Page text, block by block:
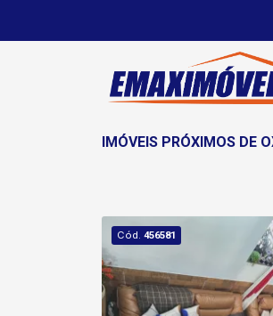
IMÓVEIS PRÓXIMOS DE
Cód. 456581